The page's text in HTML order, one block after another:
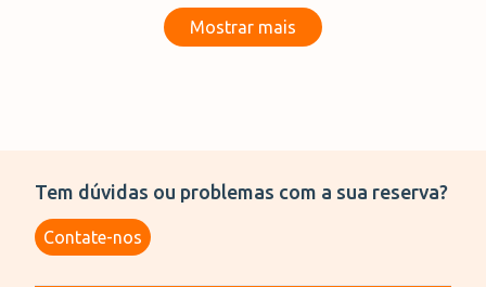
Mostrar mais
Tem dúvidas ou problemas com a sua reserva?
Contate-nos